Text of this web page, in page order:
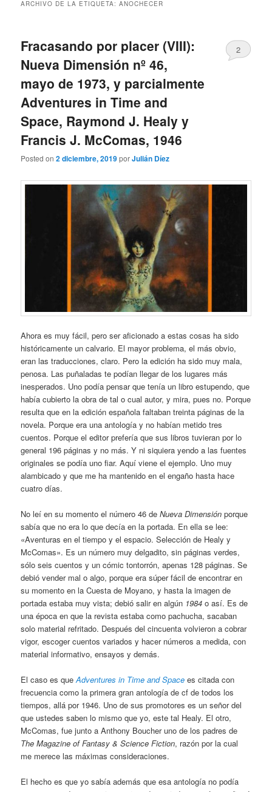
ARCHIVO DE LA ETIQUETA:ANOCHECER
Fracasando por placer (VIII):
Nueva Dimensión nº 46,
mayo de 1973, y parcialmente
Adventures in Time and
Space, Raymond J. Healy y
Francis J. McComas, 1946
Posted on2 diciembre, 2019porJulián Díez
2
Ahora es muy fácil, pero ser aficionado a estas cosas ha sido
históricamente un calvario. El mayor problema, el más obvio,
eran las traducciones, claro. Pero la edición ha sido muy mala,
penosa. Las puñaladas te podían llegar de los lugares más
inesperados. Uno podía pensar que tenía un libro estupendo, que
había cubierto la obra de tal o cual autor, y mira, pues no. Porque
resulta que en la edición española faltaban treinta páginas de la
novela. Porque era una antología y no habían metido tres
cuentos. Porque el editor prefería que sus libros tuvieran por lo
general 196 páginas y no más. Y ni siquiera yendo a las fuentes
originales se podía uno fiar. Aquí viene el ejemplo. Uno muy
alambicado y que me ha mantenido en el engaño hasta hace
cuatro días.
No leí en su momento el número 46 deNueva Dimensiónporque
sabía que no era lo que decía en la portada. En ella se lee:
«Aventuras en el tiempo y el espacio. Selección de Healy y
McComas». Es un número muy delgadito, sin páginas verdes,
sólo seis cuentos y un cómic tontorrón, apenas 128 páginas. Se
debió vender mal o algo, porque era súper fácil de encontrar en
su momento en la Cuesta de Moyano, y hasta la imagen de
portada estaba muy vista; debió salir en algún 1984 o así. Es de
una época en que la revista estaba como pachucha, sacaban
solo material refritado. Después del cincuenta volvieron a cobrar
vigor, escoger cuentos variados y hacer números a medida, con
material informativo, ensayos y demás.
El caso es queAdventures in Time and Space es citada con
frecuencia como la primera gran antología de cf de todos los
tiempos, allá por 1946. Uno de sus promotores es un señor del
que ustedes saben lo mismo que yo, este tal Healy. El otro,
McComas, fue junto a Anthony Boucher uno de los padres de
The Magazine of Fantasy & Science Fiction, razón por la cual
me merece las máximas consideraciones.
El hecho es que yo sabía además que esa antología no podía